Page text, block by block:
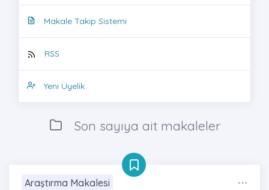
Makale Takip Sistemi
RSS
Yeni Üyelik
Son sayıya ait makaleler
Araştırma Makalesi